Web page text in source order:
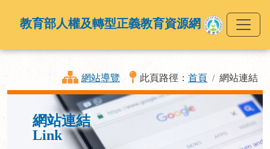
教育部人權及轉型正義教育資源網
網站導覽 此頁路徑： 首頁 網站連結
網站連結
Link